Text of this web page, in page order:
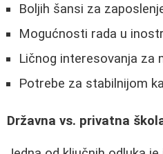
Boljih šansi za
Mogućnosti rada u
Ličnog interesovanja za
Potrebe za stabilnijom
Državna vs. privatna